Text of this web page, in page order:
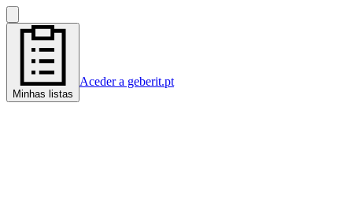
Minhas listas
Aceder a geberit.pt